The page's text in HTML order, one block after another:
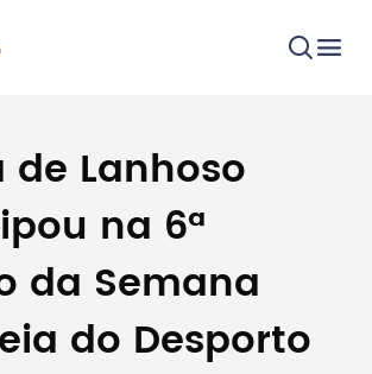
de Lanhoso
na 6ª
da Semana
do Desporto